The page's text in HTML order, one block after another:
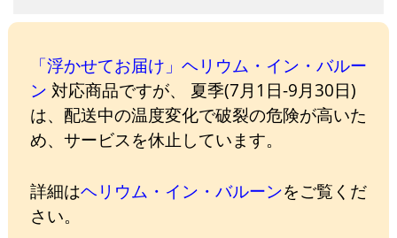
「浮かせてお届け」ヘリウム・イン・バルー
ン 対応商品ですが、 夏季(7月1日-9月30日)
は、配送中の温度変化で破裂の危険が高いた
め、サービスを休止しています。
詳細はヘリウム・イン・バルーンをご覧くだ
さい。